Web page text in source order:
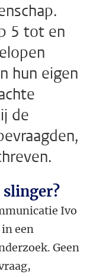
5 tot en
hun eigen
de
slinger?
Ivo
een
Geen